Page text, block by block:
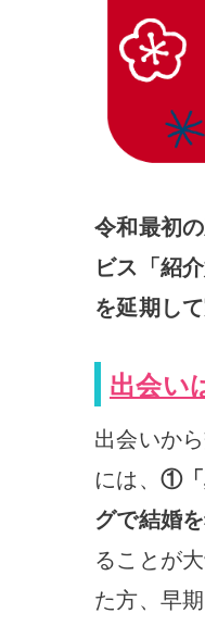
令和最初
ビス「紹
を延期し
出会い
出会いか
には、 ①「
グで結婚
ることが
た方、早